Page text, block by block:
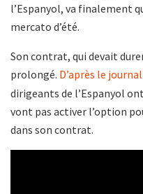
l’Espanyol, va finalement
mercato d’été.
Son contrat, qui devait
prolongé. D’après le
dirigeants de l’Espanyol
vont pas activer l’option
dans son contrat.